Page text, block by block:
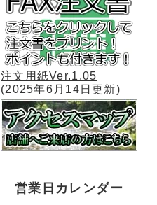
注文用紙Ver.1.05
(2025年6月14日更新)
営業日カレンダー